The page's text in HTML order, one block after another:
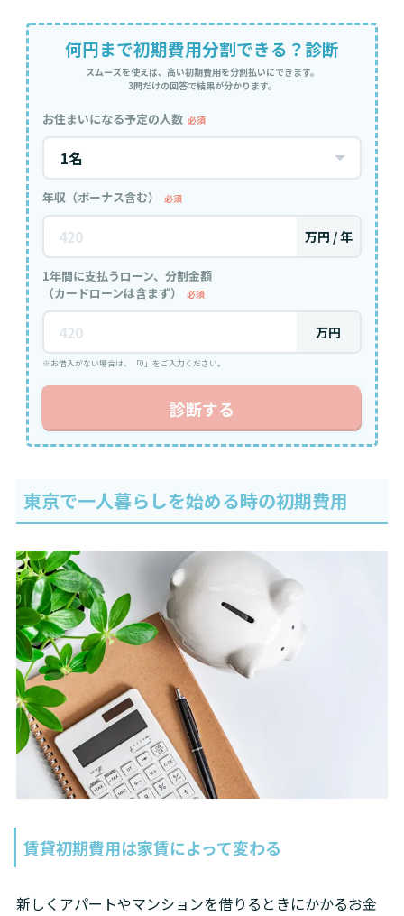
何円まで初期費用分割できる？診断
スムーズを使えば、高い初期費用を分割払いにできます。
3問だけの回答で結果が分かります。
お住まいになる予定の人数 必須
年収（ボーナス含む） 必須
万円 / 年
1年間に支払うローン、分割金額
（カードローンは含まず）
必須
万円
※お借入がない場合は、「0」をご入力ください。
診断する
東京で一人暮らしを始める時の初期費用
賃貸初期費用は家賃によって変わる
新しくアパートやマンションを借りるときにかかるお金